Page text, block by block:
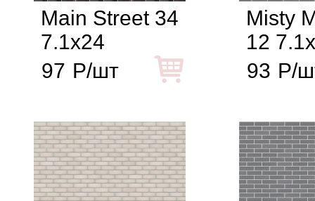
Main Street 34
7.1x24
97 Р/шт
Misty
12
93 Р/